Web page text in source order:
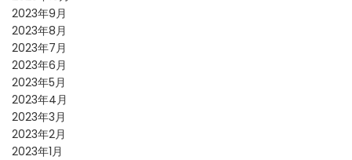
2023年9月
2023年8月
2023年7月
2023年6月
2023年5月
2023年4月
2023年3月
2023年2月
2023年1月